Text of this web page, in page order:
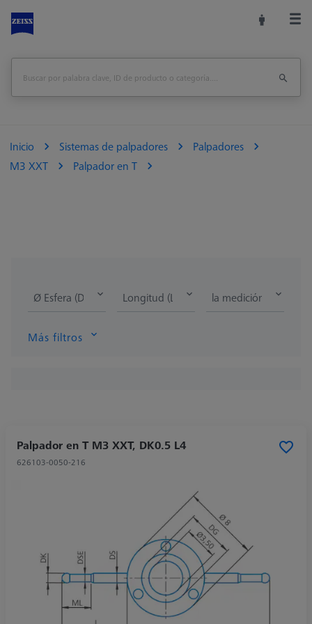
Inicio Sistemas de palpadores
Palpadores
M3 XXT
Palpador en T
Ø Esfera (DK) Longitud (L) la medición de la
Más filtros
Palpador en T M3 XXT, DK0.5 L4
626103-0050-216